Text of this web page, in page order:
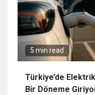
5 min read
Türkiye’de
Bir Döneme